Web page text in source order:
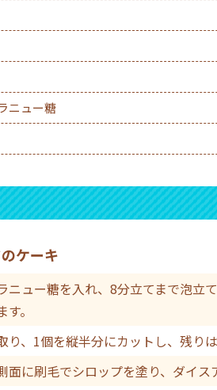
ニュー糖
ケーキ
ュー糖を入れ、8分立てまで泡立
。
、1個を縦半分にカットし、残りは
に刷毛でシロップを塗り、ダイス